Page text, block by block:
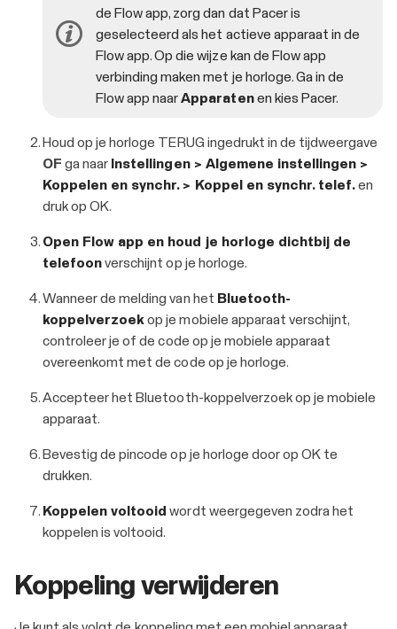
de Flow app, zorg dan dat Pacer is
geselecteerd als het actieve apparaat in de
Flow app. Op die wijze kan de Flow app
verbinding maken met je horloge. Ga in de
Flow app naarApparatenen kies Pacer.
Houd op je horloge TERUG ingedrukt in de tijdweergave
OF ga naar Instellingen > Algemene instellingen >
Koppelen en synchr. > Koppel en synchr. telef.en
druk opOK.
Open Flow app en houd je horloge dichtbij de
telefoonverschijnt op je horloge.
Wanneer de melding van het Bluetooth-
koppelverzoekop je mobiele apparaat verschijnt,
controleer je of de code op je mobiele apparaat
overeenkomt met de code op je horloge.
Accepteer het Bluetooth-koppelverzoek op je mobiele
apparaat.
Bevestig de pincode op je horloge door op OK te
drukken.
Koppelen voltooid wordt weergegeven zodra het
koppelen is voltooid.
Koppeling verwijderen